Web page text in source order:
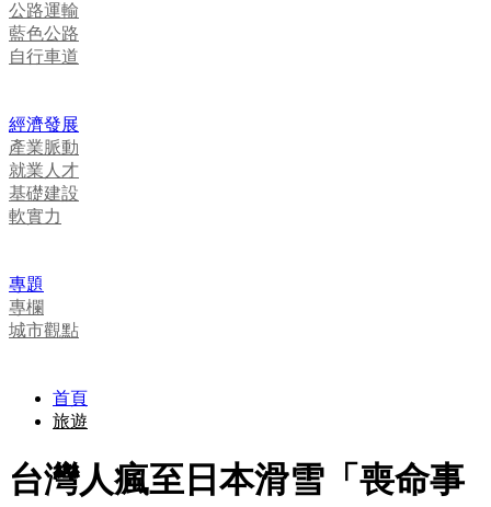
公路運輸
藍色公路
自行車道
經濟發展
產業脈動
就業人才
基礎建設
軟實力
專題
專欄
城市觀點
首頁
旅遊
台灣人瘋至日本滑雪「喪命事